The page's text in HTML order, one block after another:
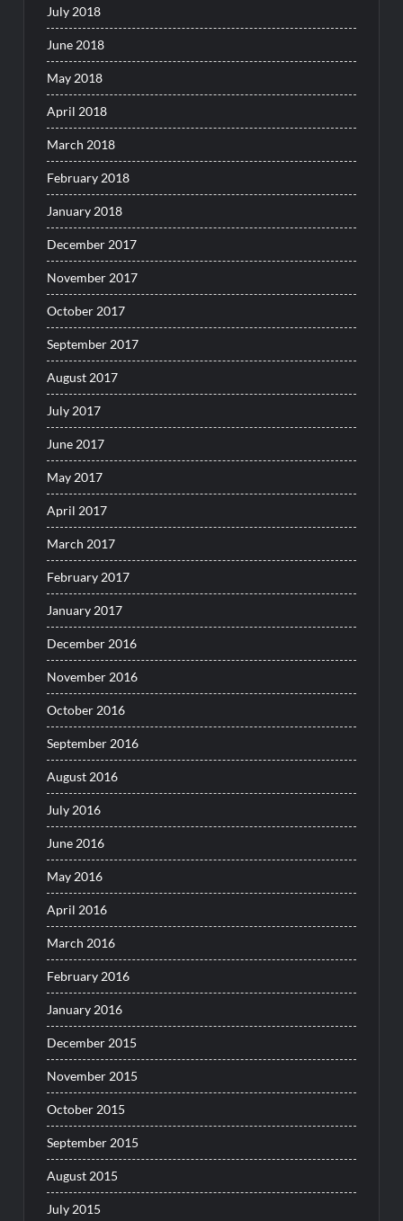
July 2018
June 2018
May 2018
April 2018
March 2018
February 2018
January 2018
December 2017
November 2017
October 2017
September 2017
August 2017
July 2017
June 2017
May 2017
April 2017
March 2017
February 2017
January 2017
December 2016
November 2016
October 2016
September 2016
August 2016
July 2016
June 2016
May 2016
April 2016
March 2016
February 2016
January 2016
December 2015
November 2015
October 2015
September 2015
August 2015
July 2015